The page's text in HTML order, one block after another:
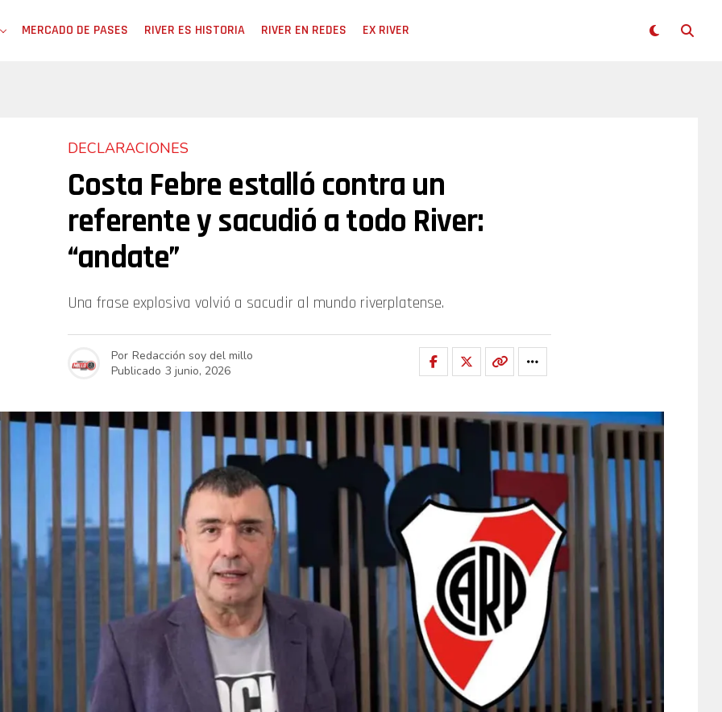
MERCADO DE PASES RIVER ES HISTORIA RIVER EN REDES EX RIVER
DECLARACIONES
Costa Febre estalló contra un
referente y sacudió a todo River:
“andate”
Una frase explosiva volvió a sacudir al mundo riverplatense.
Por Redacción soy del millo
Publicado 3 junio, 2026